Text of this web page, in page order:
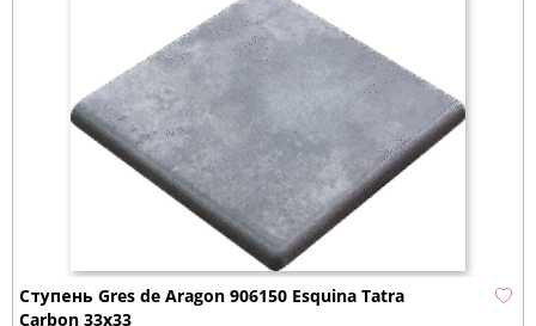
Ступень Gres de Aragon 906150 Esquina Tatra
Carbon 33x33